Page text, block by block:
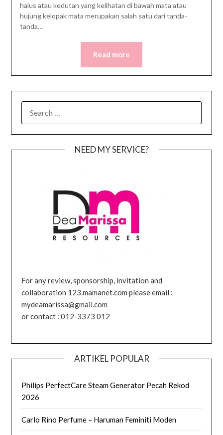
halus atau kedutan yang kelihatan di bawah mata atau
hujung kelopak mata merupakan salah satu dari tanda-
tanda…
Read more
FOR:
NEED MY SERVICE?
For any review, sponsorship, invitation and
collaboration 123.mamanet.com please email :
mydeamarissa@gmail.com
or contact : 012-3373 012
ARTIKEL POPULAR
Philips PerfectCare Steam Generator Pecah Rekod
2026
Carlo Rino Perfume – Haruman Feminiti Moden